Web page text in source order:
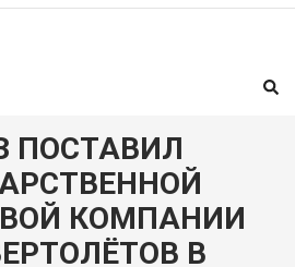
ПОСТАВИЛ
КОМПАНИИ
В